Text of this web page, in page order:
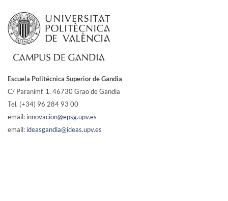
Escuela Politécnica Superior de Gandia
C/ Paranimf, 1. 46730 Grao de Gandia
Tel. (+34) 96 284 93 00
email: innovacion@epsg.upv.es
email: ideasgandia@ideas.upv.es